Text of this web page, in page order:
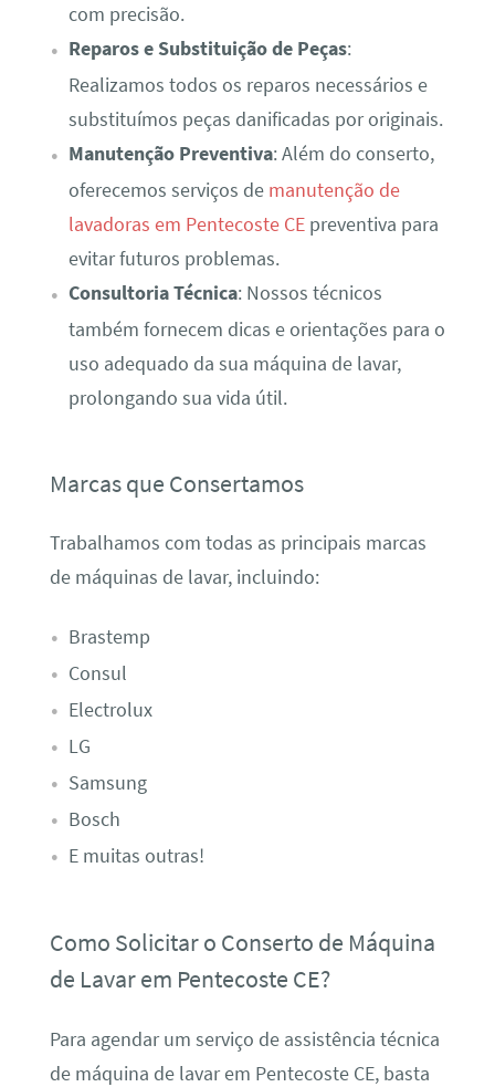
com precisão.
Reparos e Substituição de Peças:
Realizamos todos os reparos necessários e
substituímos peças danificadas por originais.
Manutenção Preventiva: Além do conserto,
oferecemos serviços de manutenção de
lavadoras em Pentecoste CEpreventiva para
evitar futuros problemas.
Consultoria Técnica: Nossos técnicos
também fornecem dicas e orientações para o
uso adequado da sua máquina de lavar,
prolongando sua vida útil.
Marcas que Consertamos
Trabalhamos com todas as principais marcas
de máquinas de lavar, incluindo:
Brastemp
Consul
Electrolux
LG
Samsung
Bosch
E muitas outras!
Como Solicitar o Conserto de Máquina
de Lavar em Pentecoste CE?
Para agendar um serviço de assistência técnica
de máquina de lavar em Pentecoste CE, basta